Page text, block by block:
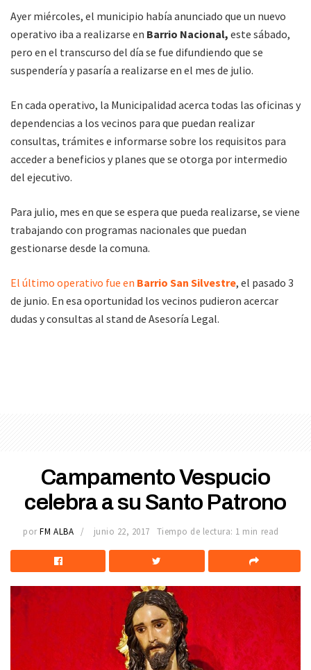
Ayer miércoles, el municipio había anunciado que un nuevo
operativo iba a realizarse en Barrio Nacional, este sábado,
pero en el transcurso del día se fue difundiendo que se
suspendería y pasaría a realizarse en el mes de julio.
En cada operativo, la Municipalidad acerca todas las oficinas y
dependencias a los vecinos para que puedan realizar
consultas, trámites e informarse sobre los requisitos para
acceder a beneficios y planes que se otorga por intermedio
del ejecutivo.
Para julio, mes en que se espera que pueda realizarse, se viene
trabajando con programas nacionales que puedan
gestionarse desde la comuna.
El último operativo fue en Barrio San Silvestre, el pasado 3
de junio. En esa oportunidad los vecinos pudieron acercar
dudas y consultas al stand de Asesoría Legal.
Campamento Vespucio
celebra a su Santo Patrono
por FM ALBA junio 22, 2017 Tiempo de lectura: 1 min read